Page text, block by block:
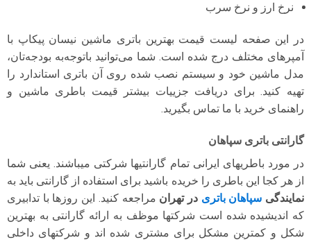
نرخ ارز و نرخ سرب
در این صفحه لیست قیمت بهترین باتری ماشین نیسان پیکاپ با
آمپرهای مختلف درج شده است. شما می‌توانید با‌توجه‌به بودجه‌تان،
مدل ماشین خود و سیستم نصب شده روی آن باتری استاندارد را
تهیه کنید. برای دریافت جزییات بیشتر قیمت باطری ماشین و
راهنمای خرید با ما تماس بگیرید.
گارانتی باتری سپاهان
در مورد باطریهای ایرانی تمام گارانتیها شرکتی میباشند. یعنی شما
از هر کجا این باطری را خریده باشید برای استفاده از گارانتی باید به
نمایندگی سپاهان باتری در تهران مراجعه کنید. این روزها با تدابیری
که اندیشیده شده است شرکتها موظف به ارائه گارانتی به بهترین
شکل و کمترین مشکل برای مشتری شده اند و شرکتهای داخلی